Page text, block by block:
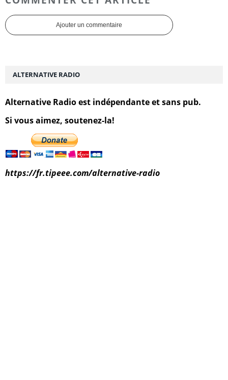
Ajouter un commentaire
ALTERNATIVE RADIO
Alternative Radio est indépendante et sans pub.
Si vous aimez, soutenez-la!
https://fr.tipeee.com/alternative-radio